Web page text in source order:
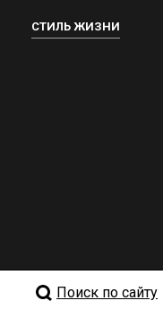
СТИЛЬ ЖИЗНИ
Поиск по сайту